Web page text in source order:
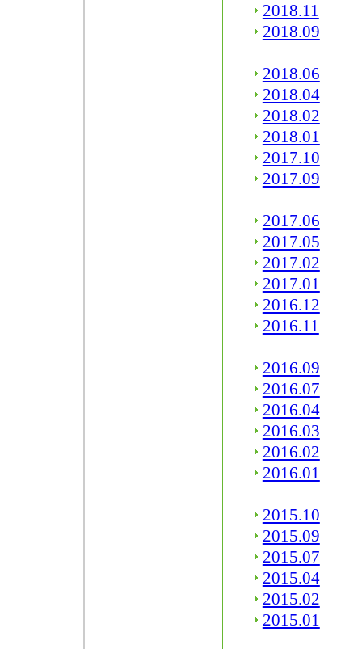
2018.11
2018.09
2018.06
2018.04
2018.02
2018.01
2017.10
2017.09
2017.06
2017.05
2017.02
2017.01
2016.12
2016.11
2016.09
2016.07
2016.04
2016.03
2016.02
2016.01
2015.10
2015.09
2015.07
2015.04
2015.02
2015.01